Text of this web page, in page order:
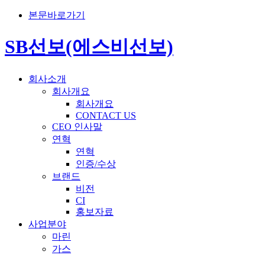
본문바로가기
SB선보(에스비선보)
회사소개
회사개요
회사개요
CONTACT US
CEO 인사말
연혁
연혁
인증/수상
브랜드
비전
CI
홍보자료
사업분야
마린
가스